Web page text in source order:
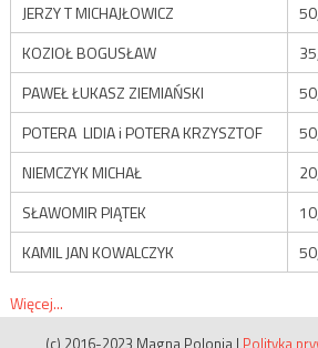
JERZY T MICHAJŁOWICZ
KOZIOŁ BOGUSŁAW
PAWEŁ ŁUKASZ ZIEMIAŃSKI
POTERA LIDIA i POTERA KRZYSZTOF
NIEMCZYK MICHAŁ
SŁAWOMIR PIĄTEK
KAMIL JAN KOWALCZYK
Więcej...